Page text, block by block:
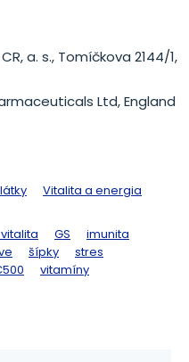
a. s., Tomíčkova 2144/1,
Ltd, England
Vitalita a energia
GS
imunita
šípky
stres
vitamíny